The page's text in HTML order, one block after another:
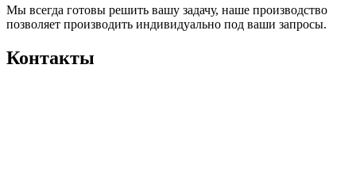
Мы всегда готовы решить вашу задачу, наше производство
позволяет производить индивидуально под ваши запросы.
Контакты